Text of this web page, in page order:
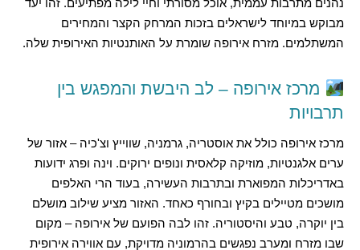
נהנים מתרבות עממית, אוכל מסורתי וחיי לילה מפתיעים. זהו יעד
מבוקש במיוחד לישראלים בזכות המרחק הקצר והמחירים
המשתלמים. מזרח אירופה שומרת על האותנטיות האירופית שלה.
מרכז אירופה – לב היבשת והמפגש בין
תרבויות
מרכז אירופה כולל את אוסטריה, גרמניה, שווייץ וצ'כיה – אזור של
ערים אלגנטיות, מוזיקה קלאסית ונופים ירוקים. וינה ופרג ידועות
באדריכלות המפוארת ובתרבות העשירה, בעוד הרי האלפים
מושכים מטיילים בקיץ ובחורף כאחד. האזור מציע שילוב מושלם
בין יוקרה, טבע והיסטוריה. זהו לבה הפועם של אירופה – מקום
שבו מזרח ומערב נפגשים בהרמוניה מדויקת, עם אווירה אירופית